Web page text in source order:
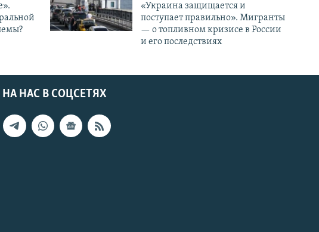
«Украина защищается и
поступает правильно». Мигранты
— о топливном кризисе в России
и его последствиях
НАС В СОЦСЕТЯХ